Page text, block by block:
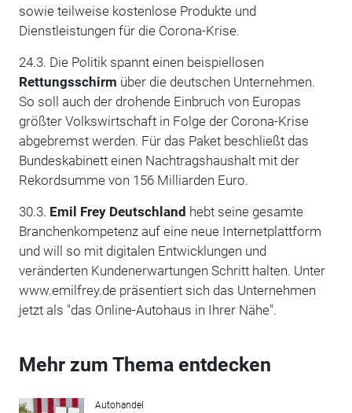
sowie teilweise kostenlose Produkte und
Dienstleistungen für die Corona-Krise.
24.3. Die Politik spannt einen beispiellosen
Rettungsschirm über die deutschen Unternehmen.
So soll auch der drohende Einbruch von Europas
größter Volkswirtschaft in Folge der Corona-Krise
abgebremst werden. Für das Paket beschließt das
Bundeskabinett einen Nachtragshaushalt mit der
Rekordsumme von 156 Milliarden Euro.
30.3. Emil Frey Deutschland hebt seine gesamte
Branchenkompetenz auf eine neue Internetplattform
und will so mit digitalen Entwicklungen und
veränderten Kundenerwartungen Schritt halten. Unter
www.emilfrey.de präsentiert sich das Unternehmen
jetzt als "das Online-Autohaus in Ihrer Nähe".
Mehr zum Thema entdecken
Autohandel